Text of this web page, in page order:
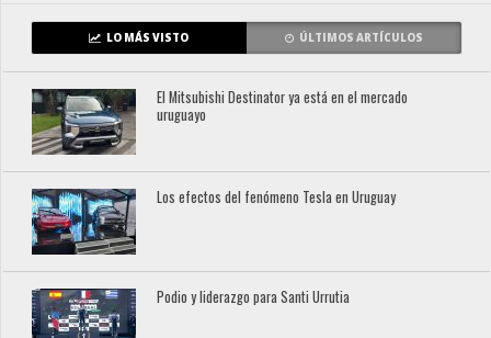
LO MÁS VISTO ÚLTIMOS ARTÍCULOS
El Mitsubishi Destinator ya está en el mercado
uruguayo
Los efectos del fenómeno Tesla en Uruguay
Podio y liderazgo para Santi Urrutia